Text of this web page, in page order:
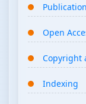
Open
Copyright
Indexing